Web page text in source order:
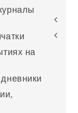
на